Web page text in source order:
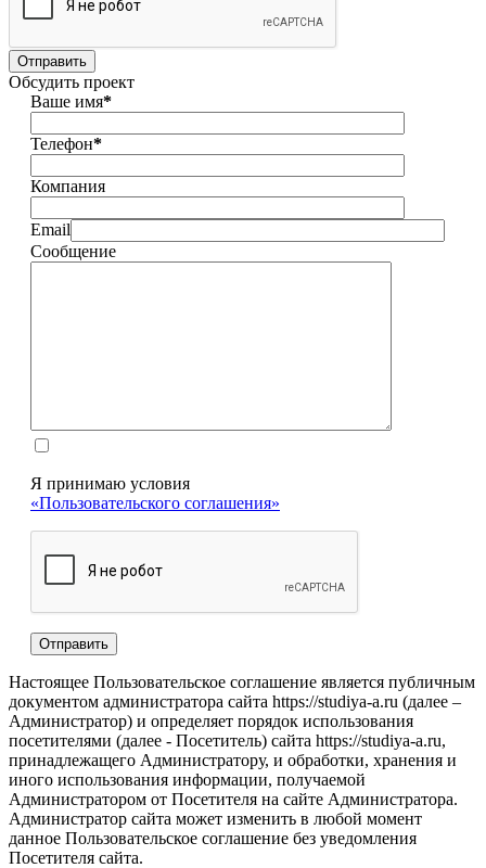
Обсудить проект
Ваше имя*
Телефон*
Компания
Email
Сообщение
Я принимаю условия
«Пользовательского соглашения»
Настоящее Пользовательское соглашение является публичным
документом администратора сайта https://studiya-a.ru (далее –
Администратор) и определяет порядок использования
посетителями (далее - Посетитель) сайта https://studiya-a.ru,
принадлежащего Администратору, и обработки, хранения и
иного использования информации, получаемой
Администратором от Посетителя на сайте Администратора.
Администратор сайта может изменить в любой момент
данное Пользовательское соглашение без уведомления
Посетителя сайта.